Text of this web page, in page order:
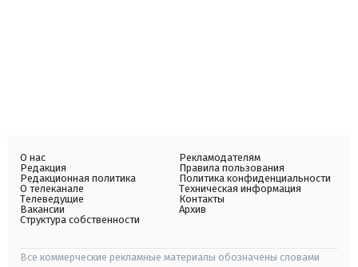
О нас
Редакция
Редакционная политика
О телеканале
Телеведущие
Вакансии
Структура собственности
Рекламодателям
Правила пользования
Политика конфиденциальности
Техническая информация
Контакты
Архив
Все коммерческие рекламные материалы обозначены словами